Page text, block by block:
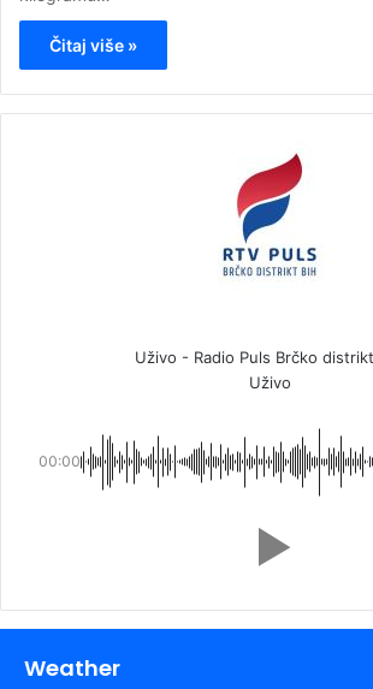
Čitaj više »
Uživo - Radio Puls Brčko
Uživo
00:00
Weather